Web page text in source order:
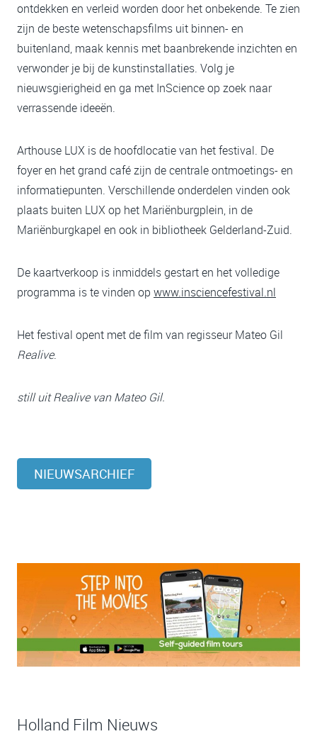
ontdekken en verleid worden door het onbekende. Te zien
zijn de beste wetenschapsfilms uit binnen- en
buitenland, maak kennis met baanbrekende inzichten en
verwonder je bij de kunstinstallaties. Volg je
nieuwsgierigheid en ga met InScience op zoek naar
verrassende ideeën.
Arthouse LUX is de hoofdlocatie van het festival. De
foyer en het grand café zijn de centrale ontmoetings- en
informatiepunten. Verschillende onderdelen vinden ook
plaats buiten LUX op het Mariënburgplein, in de
Mariënburgkapel en ook in bibliotheek Gelderland-Zuid.
De kaartverkoop is inmiddels gestart en het volledige
programma is te vinden op www.insciencefestival.nl
Het festival opent met de film van regisseur Mateo Gil
Realive.
still uit Realive van Mateo Gil.
NIEUWSARCHIEF
Holland Film Nieuws